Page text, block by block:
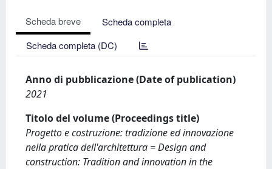
Scheda breve
Scheda completa
Scheda completa (DC)
Anno di pubblicazione (Date of publication)
2021
Titolo del volume (Proceedings title)
Progetto e costruzione: tradizione ed innovazione
nella pratica dell'architettura = Design and
construction: Tradition and innovation in the